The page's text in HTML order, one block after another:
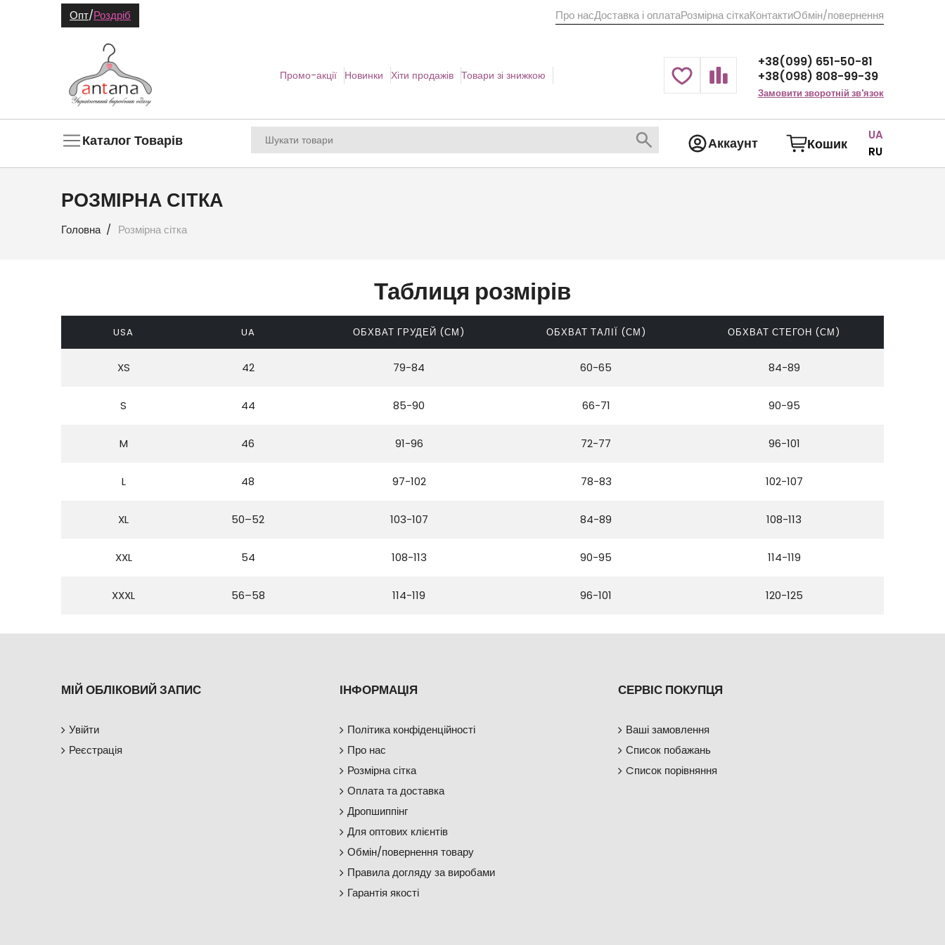
Опт/Роздріб Про насДоставка і оплатаРозмірна сіткаКонтактиОбмін/повернення
Промо-акції Новинки Хіти продажів Товари зі знижкою
+38(099) 651-50-81
+38(098) 808-99-39
Замовити зворотній зв'язок
Каталог Товарів Аккаунт Кошик
UA
RU
РОЗМІРНА СІТКА
Головна Розмірна сітка
Таблиця розмірів
USA UA ОБХВАТ ГРУДЕЙ (СМ) ОБХВАТ ТАЛІЇ (СМ) ОБХВАТ СТЕГОН (СМ)
XS 42 79-84 60-65 84-89
S 44 85-90 66-71 90-95
M 46 91-96 72-77 96-101
L 48 97-102 78-83 102-107
XL 50–52 103-107 84-89 108-113
XXL 54 108-113 90-95 114-119
XXXL 56–58 114-119 96-101 120-125
МІЙ ОБЛІКОВИЙ ЗАПИС
Увійти
Реєстрація
ІНФОРМАЦІЯ
Політика конфіденційності
Про нас
Розмірна сітка
Оплата та доставка
Дропшиппінг
Для оптових клієнтів
Обмін/повернення товару
Правила догляду за виробами
Гарантія якості
СЕРВІС ПОКУПЦЯ
Ваші замовлення
Список побажань
Cписок порівняння